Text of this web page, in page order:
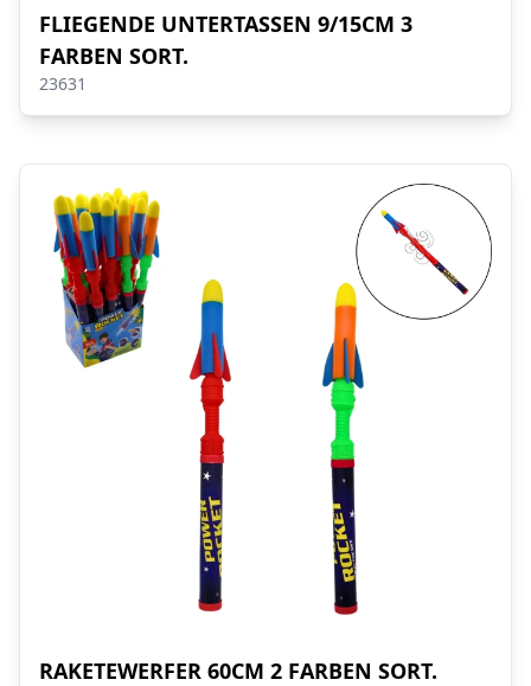
FLIEGENDE UNTERTASSEN 9/15CM 3
FARBEN SORT.
23631
RAKETEWERFER 60CM 2 FARBEN SORT.